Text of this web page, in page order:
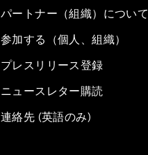
パートナー（組織）について
参加する（個人、組織）
プレスリリース登録
ニュースレター購読
連絡先 (英語のみ)